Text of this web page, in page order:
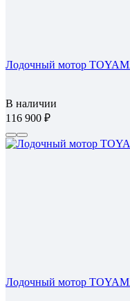
Лодочный мотор
В наличии
116 900
Лодочный мотор